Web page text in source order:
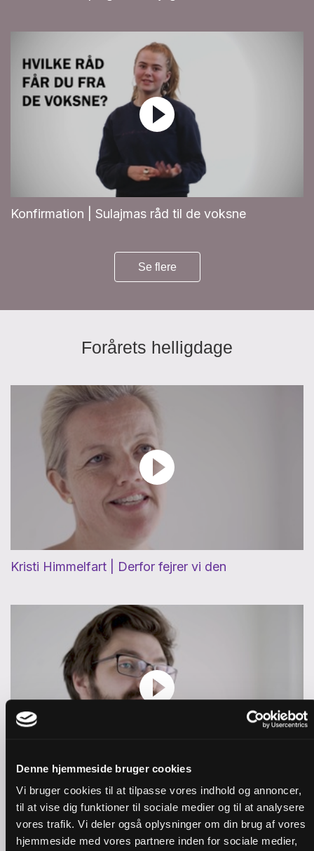
Denne hjemmeside bruger cookies
Vi bruger cookies til at tilpasse vores indhold og annoncer,
til at vise dig funktioner til sociale medier og til at analysere
vores trafik. Vi deler også oplysninger om din brug af vores
hjemmeside med vores partnere inden for sociale medier,
Konfirmation | Sulajmas råd til de voksne
Se flere
Forårets helligdage
Kristi Himmelfart | Derfor fejrer vi den
Pinse | Hvem er Helligånden?